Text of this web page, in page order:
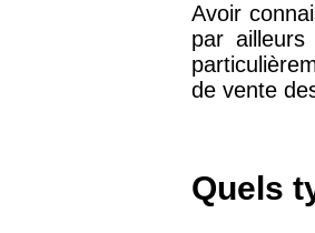
75019 -Paris
75013 -Paris
Avoir
par
de vente
Quels